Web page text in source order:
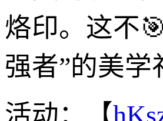
烙印。这不
强者”的美学
活动：【